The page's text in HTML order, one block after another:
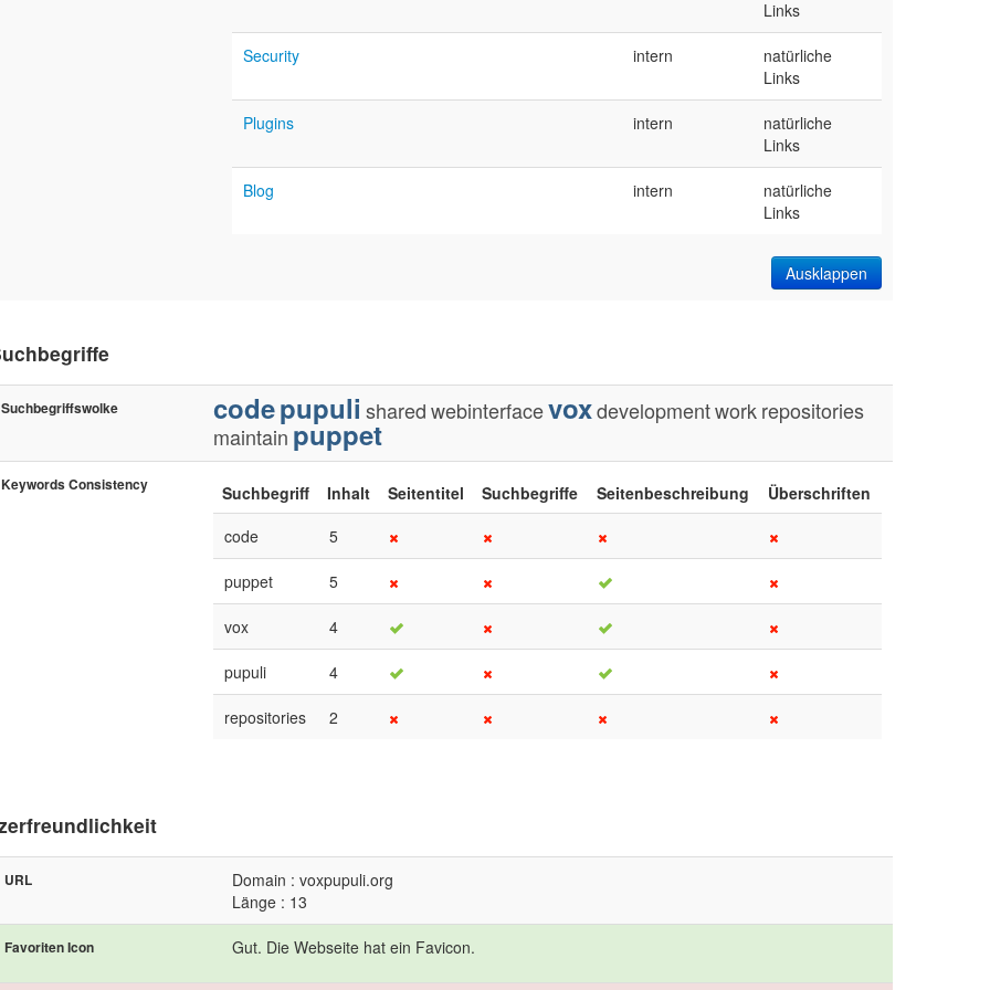
Links
Security intern
natürliche
Links
Plugins intern
natürliche
Links
Blog intern
natürliche
Links
Ausklappen
Suchbegriffswolke codepupuli sharedwebinterfacevoxdevelopmentworkrepositories
maintain puppet
Keywords Consistency Suchbegriff Inhalt Seitentitel Suchbegriffe Seitenbeschreibung
Überschriften
code
5
puppet 5
vox 4
pupuli 4
repositories 2
URL
Domain : voxpupuli.org
Länge : 13
Favoriten Icon Gut. Die Webseite hat ein Favicon.